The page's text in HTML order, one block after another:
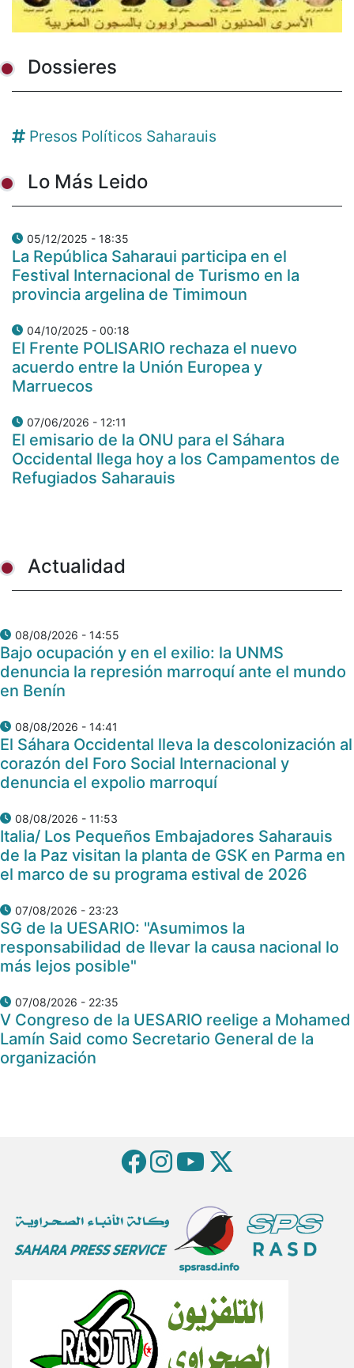
Dossieres
Presos Políticos Saharauis
Lo Más Leido
05/12/2025 - 18:35
La República Saharaui participa en el
Festival Internacional de Turismo en la
provincia argelina de Timimoun
04/10/2025 - 00:18
El Frente POLISARIO rechaza el nuevo
acuerdo entre la Unión Europea y
Marruecos
07/06/2026 - 12:11
El emisario de la ONU para el Sáhara
Occidental llega hoy a los Campamentos de
Refugiados Saharauis
Actualidad
08/08/2026 - 14:55
Bajo ocupación y en el exilio: la UNMS
denuncia la represión marroquí ante el mundo
en Benín
08/08/2026 - 14:41
El Sáhara Occidental lleva la descolonización al
corazón del Foro Social Internacional y
denuncia el expolio marroquí
08/08/2026 - 11:53
Italia/ Los Pequeños Embajadores Saharauis
de la Paz visitan la planta de GSK en Parma en
el marco de su programa estival de 2026
07/08/2026 - 23:23
SG de la UESARIO: "Asumimos la
responsabilidad de llevar la causa nacional lo
más lejos posible"
07/08/2026 - 22:35
V Congreso de la UESARIO reelige a Mohamed
Lamín Said como Secretario General de la
organización